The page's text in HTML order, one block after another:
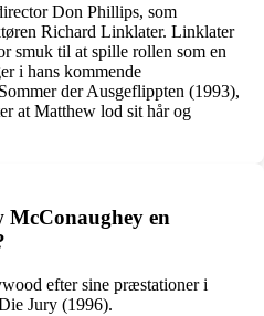
Don Phillips, som
Richard Linklater. Linklater
smuk til at spille rollen som en
i hans kommende
der Ausgeflippten (1993),
at Matthew lod sit hår og
en
efter sine præstationer i
Jury (1996).